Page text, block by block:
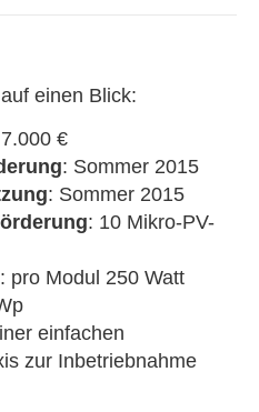
einen Blick:
€
: Sommer 2015
: Sommer 2015
: 10 Mikro-PV-
: pro Modul 250 Watt
einfachen
zur Inbetriebnahme